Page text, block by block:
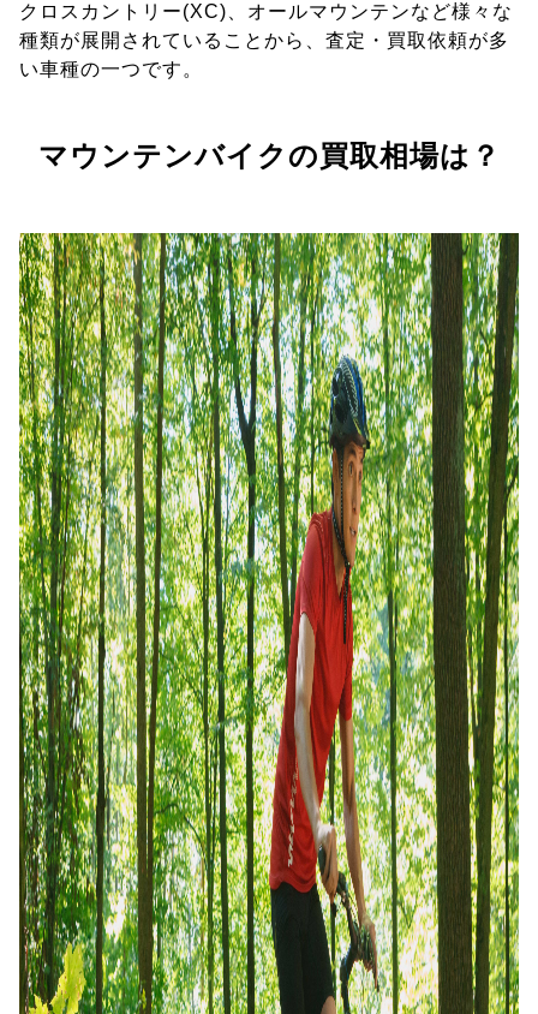
クロスカントリー(XC)、オールマウンテンなど様々な
種類が展開されていることから、査定・買取依頼が多
い車種の一つです。
マウンテンバイクの買取相場は？